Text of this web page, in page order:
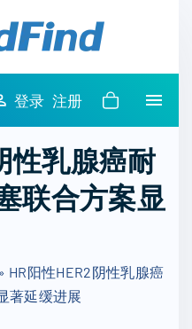
登录 注册
性乳腺癌耐
联合方案显
HR阳性HER2阴性乳腺癌
著延缓进展